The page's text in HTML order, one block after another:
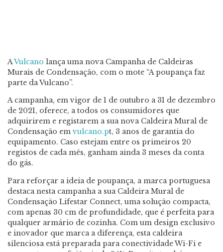
AVulcano lança uma nova Campanha de Caldeiras
Murais de Condensação, com o mote “A poupança faz
parte da Vulcano”.
A campanha, em vigor de 1 de outubro a 31 de dezembro
de 2021, oferece, a todos os consumidores que
adquirirem e registarem a sua nova Caldeira Mural de
Condensação emvulcano.pt, 3 anos de garantia do
equipamento. Caso estejam entre os primeiros 20
registos de cada mês, ganham ainda 3 meses da conta
do gás.
Para reforçar a ideia de poupança, a marca portuguesa
destaca nesta campanha a sua Caldeira Mural de
Condensação Lifestar Connect, uma solução compacta,
com apenas 30 cm de profundidade, que é perfeita para
qualquer armário de cozinha. Com um design exclusivo
e inovador que marca a diferença, esta caldeira
silenciosa está preparada para conectividade Wi-Fi e